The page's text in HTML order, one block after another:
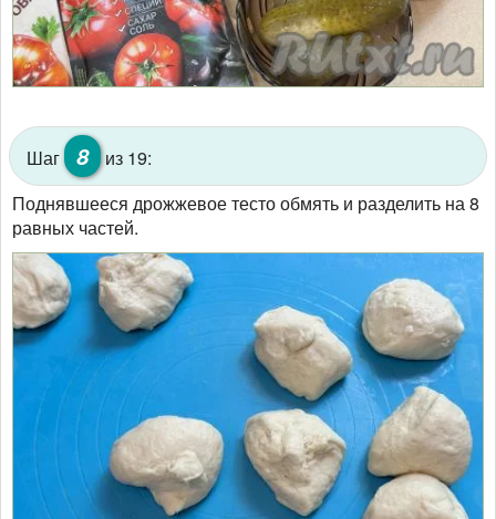
Шаг 8
из 19:
Поднявшееся дрожжевое тесто обмять и разделить на 8
равных частей.